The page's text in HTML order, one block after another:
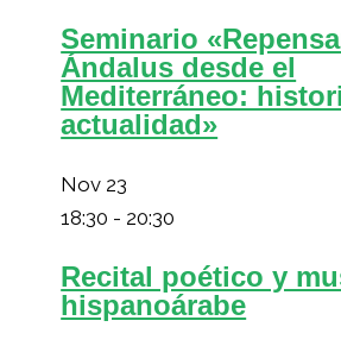
Seminario
Ándalus desde el
Mediterráneo:
actualidad»
Nov 23
18:30 - 20:30
Recital poético y
hispanoárabe